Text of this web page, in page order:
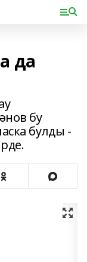
да
бу
булды -